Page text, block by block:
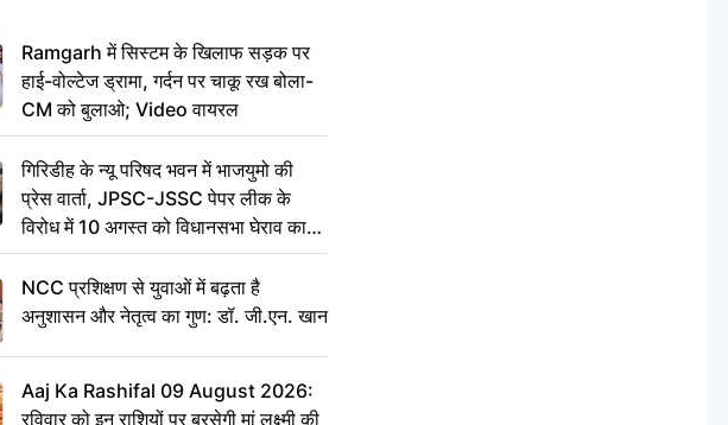
Ramgarh में सिस्टम के खिलाफ सड़क पर
हाई-वोल्टेज ड्रामा, गर्दन पर चाकू रख बोला-
CM को बुलाओ; Video वायरल
गिरिडीह के न्यू परिषद भवन में भाजयुमो की
प्रेस वार्ता, JPSC-JSSC पेपर लीक के
विरोध में 10 अगस्त को विधानसभा घेराव का
ऐलान
NCC प्रशिक्षण से युवाओं में बढ़ता है
अनुशासन और नेतृत्व का गुण: डॉ. जी.एन. खान
Aaj Ka Rashifal 09 August 2026:
रविवार को इन राशियों पर बरसेगी मां लक्ष्मी की